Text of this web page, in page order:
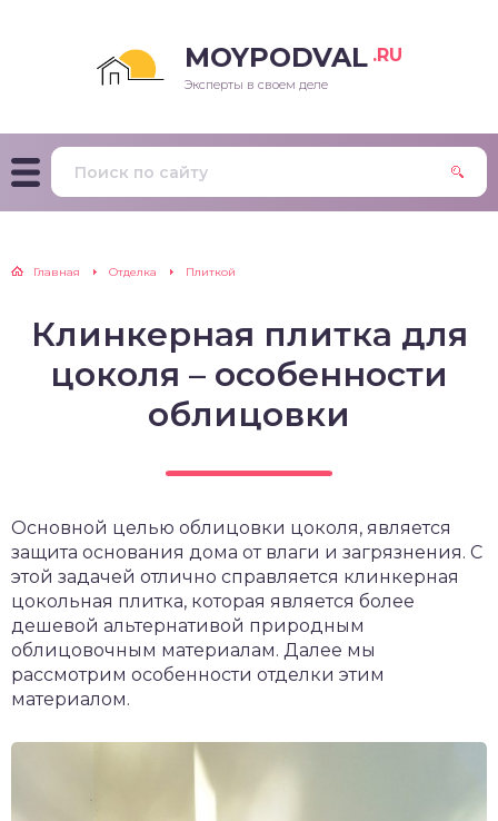
MOYPODVAL .RU
Эксперты в своем деле
Главная Отделка Плиткой
Клинкерная плитка для
цоколя – особенности
облицовки
Основной целью облицовки цоколя, является
защита основания дома от влаги и загрязнения. С
этой задачей отлично справляется клинкерная
цокольная плитка, которая является более
дешевой альтернативой природным
облицовочным материалам. Далее мы
рассмотрим особенности отделки этим
материалом.